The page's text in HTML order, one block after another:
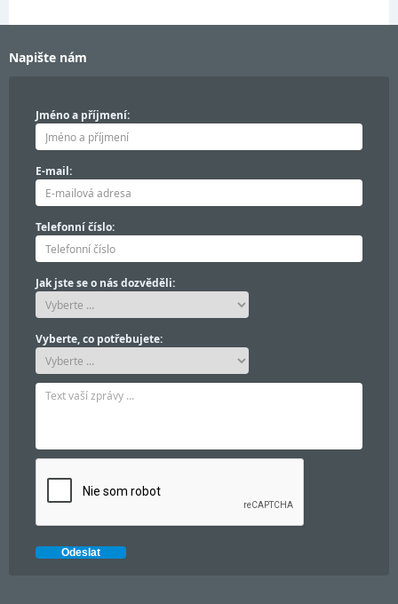
Napište nám
Jméno a příjmení:
E-mail:
Telefonní číslo:
Jak jste se o nás dozvěděli:
Vyberte, co potřebujete: